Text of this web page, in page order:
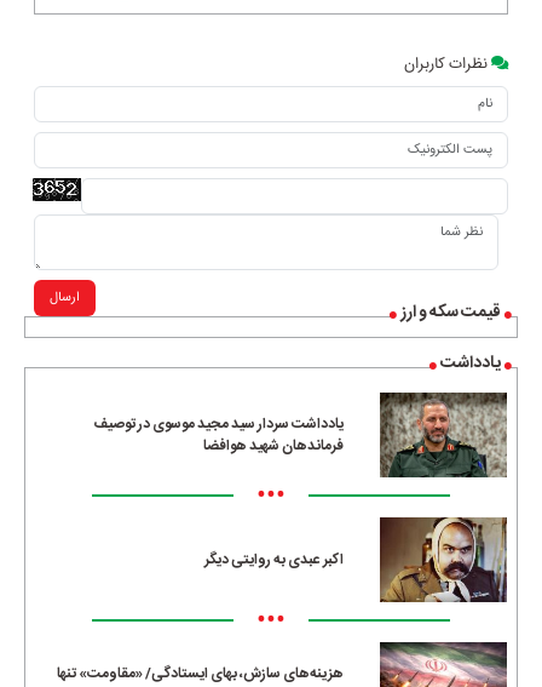
قیمت سکه و ارز
یادداشت
یادداشت سردار سید مجید موسوی در توصیف
فرماندهان شهید هوافضا
•••
اکبر عبدی به روایتی دیگر
•••
هزینه‌های سازش، بهای ایستادگی/ «مقاومت» تنها
نظرات کاربران
ارسال